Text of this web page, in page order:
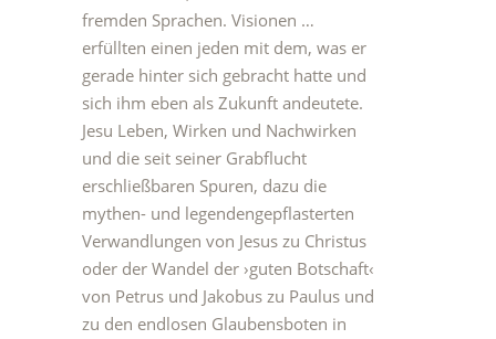
fremden Sprachen. Visionen …
erfüllten einen jeden mit dem, was er
gerade hinter sich gebracht hatte und
sich ihm eben als Zukunft andeutete.
Jesu Leben, Wirken und Nachwirken
und die seit seiner Grabflucht
erschließbaren Spuren, dazu die
mythen- und legendengepflasterten
Verwandlungen von Jesus zu Christus
oder der Wandel der ›guten Botschaft‹
von Petrus und Jakobus zu Paulus und
zu den endlosen Glaubensboten in